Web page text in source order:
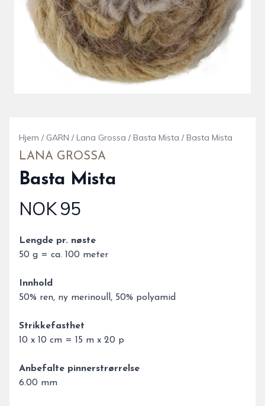
Hjem / GARN / Lana Grossa / Basta Mista / Basta Mista
LANA GROSSA
Basta Mista
Produktdetaljer
NOK 95
Description
Lengde pr. nøste
50 g = ca. 100 meter
Innhold
50% ren, ny merinoull, 50% polyamid
Strikkefasthet
10 x 10 cm = 15 m x 20 p
Anbefalte pinnerstrørrelse
6.00 mm